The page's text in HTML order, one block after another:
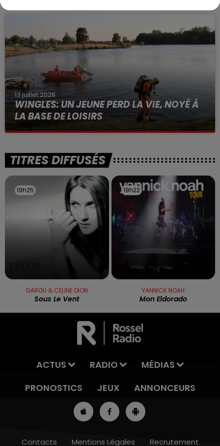
13 juillet 2026
WINGLES: UN JEUNE PERD LA VIE, NOYÉ À
LA BASE DE LOISIRS
La victime a coulé à pic
TITRES DIFFUSÉS
19h25
19h25
GAROU & CELINE DION
Sous Le Vent
19h22
19h22
YANNICK NOAH
Mon Eldorado
ACTUS RADIO
MÉDIAS
PRONOSTICS
JEUX ANNONCEURS
Contacts Mentions Légales Recrutement